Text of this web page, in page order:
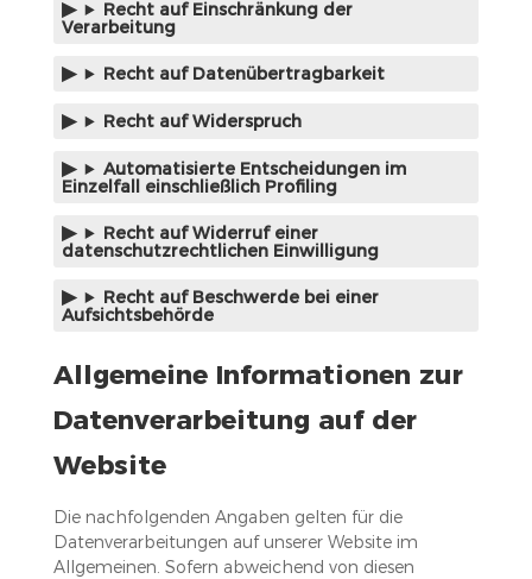
Recht auf Einschränkung der
Verarbeitung
Recht auf Datenübertragbarkeit
Recht auf Widerspruch
Automatisierte Entscheidungen im
Einzelfall einschließlich Profiling
Recht auf Widerruf einer
datenschutzrechtlichen Einwilligung
Recht auf Beschwerde bei einer
Aufsichtsbehörde
Allgemeine Informationen zur
Datenverarbeitung auf der
Website
Die nachfolgenden Angaben gelten für die
Datenverarbeitungen auf unserer Website im
Allgemeinen. Sofern abweichend von diesen